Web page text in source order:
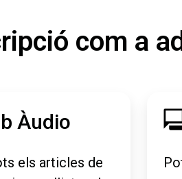
com a
Àudio
els articles de